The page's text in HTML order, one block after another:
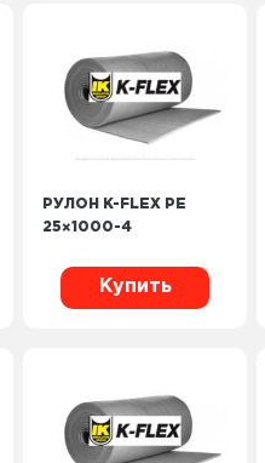
РУЛОН K-FLEX PE
25×1000-4
Купить